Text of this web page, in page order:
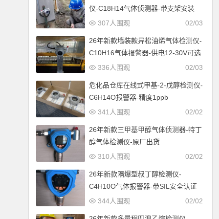
仪-C18H14气体侦测器-带支架安装
02/03
307人围观
26年新款墙装款异松油烯气体检测仪-
C10H16气体报警器-供电12-30V可选
02/03
336人围观
危化品仓库在线式甲基-2-戊醇检测仪-
C6H14O报警器-精度1ppb
02/02
341人围观
26年新款三甲基甲醇气体侦测器-特丁
醇气体检测仪-原厂出货
02/02
310人围观
26年新款隔爆型叔丁醇检测仪-
C4H10O气体报警器-带SIL安全认证
02/02
344人围观